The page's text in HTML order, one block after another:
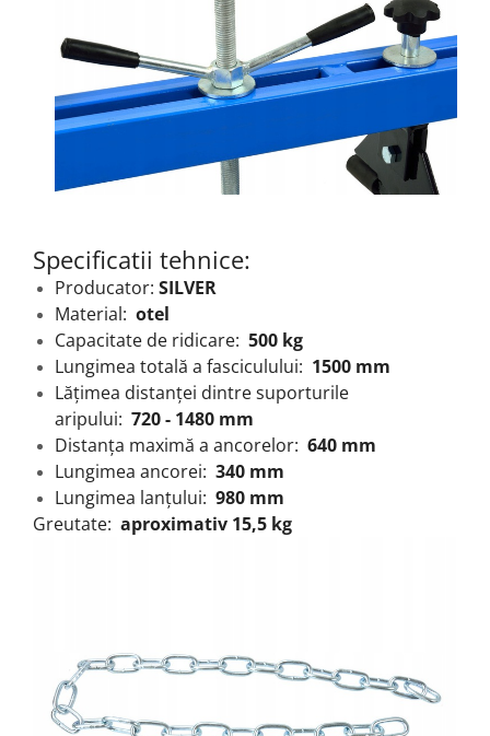
Specificatii tehnice:
Producator: SILVER
Material: otel
Capacitate de ridicare: 500 kg
Lungimea totală a fasciculului: 1500 mm
Lățimea distanței dintre suporturile
aripului: 720 - 1480 mm
Distanța maximă a ancorelor: 640 mm
Lungimea ancorei: 340 mm
Lungimea lanțului: 980 mm
Greutate: aproximativ 15,5 kg